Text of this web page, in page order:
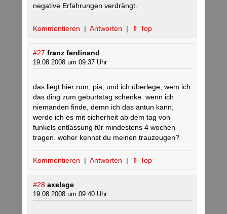
negative Erfahrungen verdrängt.
Kommentieren | Antworten | ⇑ Top
#27 franz ferdinand
19.08.2008 um 09:37 Uhr
das liegt hier rum, pia, und ich überlege, wem ich
das ding zum geburtstag schenke. wenn ich
niemanden finde, demn ich das antun kann,
werde ich es mit sicherheit ab dem tag von
funkels entlassung für mindestens 4 wochen
tragen. woher kennst du meinen trauzeugen?
Kommentieren | Antworten | ⇑ Top
#28 axelsge
19.08.2008 um 09:40 Uhr